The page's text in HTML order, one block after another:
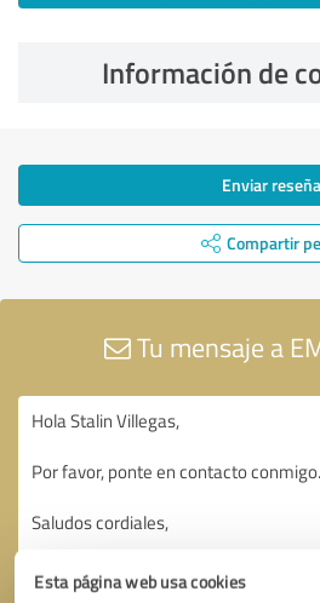
Esta página web usa cookies
Información de
Enviar reseña
Compartir
Tu mensaje a